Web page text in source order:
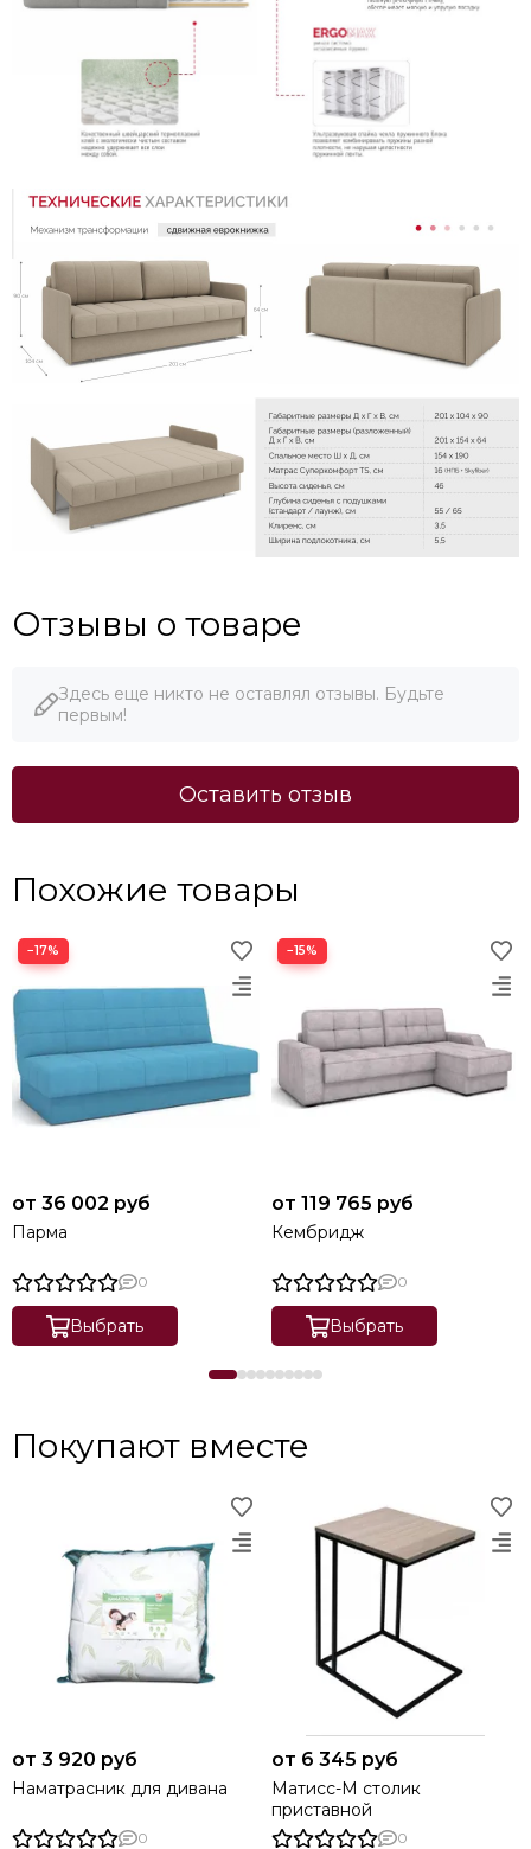
Отзывы о товаре
Здесь еще никто не оставлял отзывы. Будьте
первым!
Оставить отзыв
Похожие товары
−17%
от 36 002 руб
Парма
0
Выбрать
−15%
от 119 765 руб
Кембридж
0
Выбрать
Покупают вместе
от 3 920 руб
Наматрасник для дивана
0
от 6 345 руб
Матисс-М столик
приставной
0